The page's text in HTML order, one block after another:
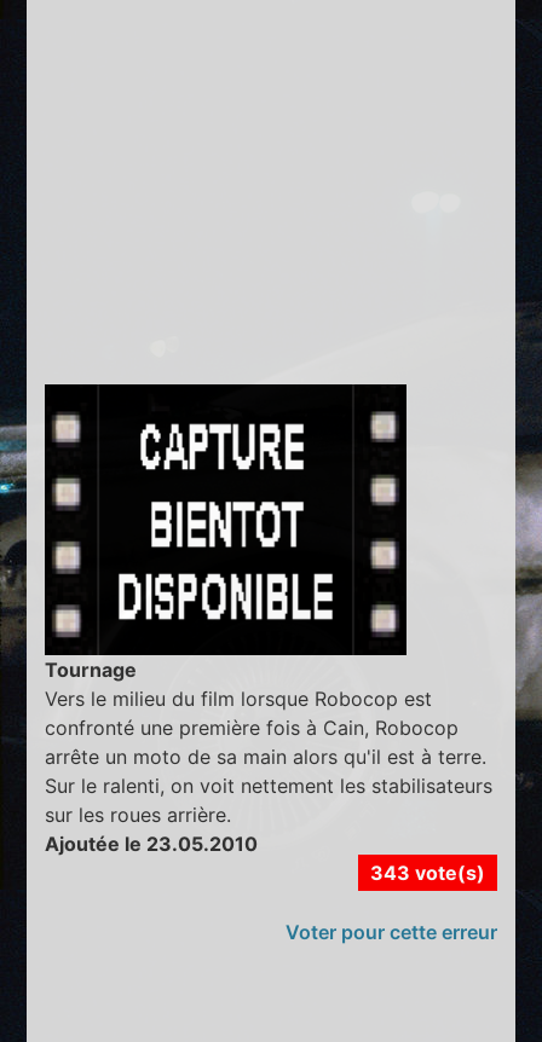
Tournage
Vers le milieu du film lorsque Robocop est
confronté une première fois à Cain, Robocop
arrête un moto de sa main alors qu'il est à terre.
Sur le ralenti, on voit nettement les stabilisateurs
sur les roues arrière.
Ajoutée le 23.05.2010
343 vote(s)
Voter pour cette erreur